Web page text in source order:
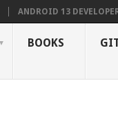
ANDROID 13
BOOKS